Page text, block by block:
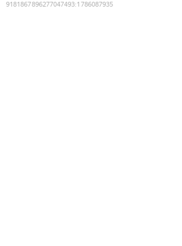
9181867896277047493:1786087935